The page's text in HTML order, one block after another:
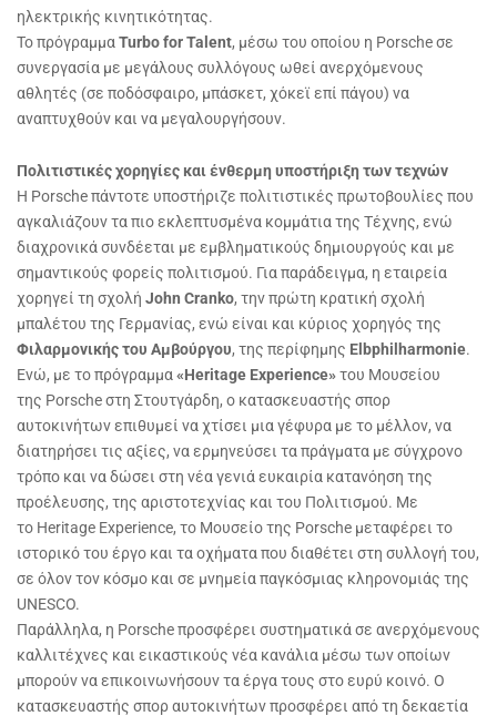
ηλεκτρικής κινητικότητας.
Το πρόγραμμα Turbo for Talent, μέσω του οποίου η Porsche σε
συνεργασία με μεγάλους συλλόγους ωθεί ανερχόμενους
αθλητές (σε ποδόσφαιρο, μπάσκετ, χόκεϊ επί πάγου) να
αναπτυχθούν και να μεγαλουργήσουν.
Πολιτιστικές χορηγίες και ένθερμη υποστήριξη των τεχνών
Η Porsche πάντοτε υποστήριζε πολιτιστικές πρωτοβουλίες που
αγκαλιάζουν τα πιο εκλεπτυσμένα κομμάτια της Τέχνης, ενώ
διαχρονικά συνδέεται με εμβληματικούς δημιουργούς και με
σημαντικούς φορείς πολιτισμού. Για παράδειγμα, η εταιρεία
χορηγεί τη σχολή John Cranko, την πρώτη κρατική σχολή
μπαλέτου της Γερμανίας, ενώ είναι και κύριος χορηγός της
Φιλαρμονικής του Αμβούργου, της περίφημης Elbphilharmonie.
Ενώ, με το πρόγραμμα «Heritage Experience»του Μουσείου
της Porsche στη Στουτγάρδη, ο κατασκευαστής σπορ
αυτοκινήτων επιθυμεί να χτίσει μια γέφυρα με το μέλλον, να
διατηρήσει τις αξίες, να ερμηνεύσει τα πράγματα με σύγχρονο
τρόπο και να δώσει στη νέα γενιά ευκαιρία κατανόηση της
προέλευσης, της αριστοτεχνίας και του Πολιτισμού. Με
το Heritage Experience, το Μουσείο της Porsche μεταφέρει το
ιστορικό του έργο και τα οχήματα που διαθέτει στη συλλογή του,
σε όλον τον κόσμο και σε μνημεία παγκόσμιας κληρονομιάς της
UNESCO.
Παράλληλα, η Porsche προσφέρει συστηματικά σε ανερχόμενους
καλλιτέχνες και εικαστικούς νέα κανάλια μέσω των οποίων
μπορούν να επικοινωνήσουν τα έργα τους στο ευρύ κοινό. Ο
κατασκευαστής σπορ αυτοκινήτων προσφέρει από τη δεκαετία